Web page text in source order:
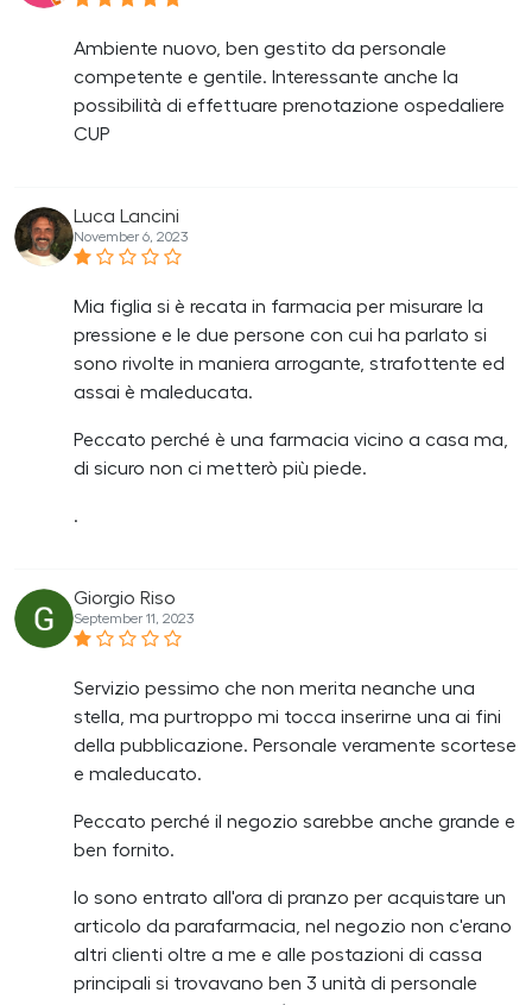
Ambiente nuovo, ben gestito da personale
competente e gentile. Interessante anche la
possibilità di effettuare prenotazione ospedaliere
CUP
Luca Lancini
November 6, 2023
Mia figlia si è recata in farmacia per misurare la
pressione e le due persone con cui ha parlato si
sono rivolte in maniera arrogante, strafottente ed
assai è maleducata.
Peccato perché è una farmacia vicino a casa ma,
di sicuro non ci metterò più piede.
.
Giorgio Riso
September 11, 2023
Servizio pessimo che non merita neanche una
stella, ma purtroppo mi tocca inserirne una ai fini
della pubblicazione. Personale veramente scortese
e maleducato.
Peccato perché il negozio sarebbe anche grande e
ben fornito.
Io sono entrato all'ora di pranzo per acquistare un
articolo da parafarmacia, nel negozio non c'erano
altri clienti oltre a me e alle postazioni di cassa
principali si trovavano ben 3 unità di personale